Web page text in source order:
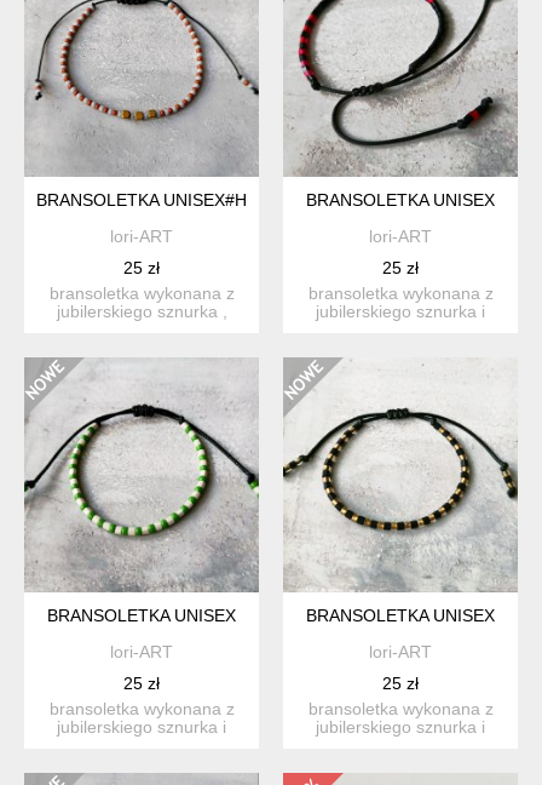
BRANSOLETKA UNISEX#HEMATYT
lori-ART
25 zł
bransoletka wykonana z
jubilerskiego sznurka ,
BRANSOLETKA UNISEX
lori-ART
25 zł
bransoletka wykonana z
jubilerskiego sznurka i
BRANSOLETKA UNISEX
lori-ART
25 zł
bransoletka wykonana z
jubilerskiego sznurka i
BRANSOLETKA UNISEX
lori-ART
25 zł
bransoletka wykonana z
jubilerskiego sznurka i